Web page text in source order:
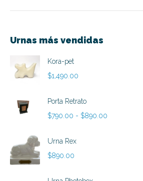
Urnas más vendidas
Kora-pet
$1,490.00
Porta Retrato
$790.00 - $890.00
Urna Rex
$890.00